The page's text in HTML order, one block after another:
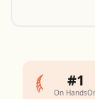
#1
On